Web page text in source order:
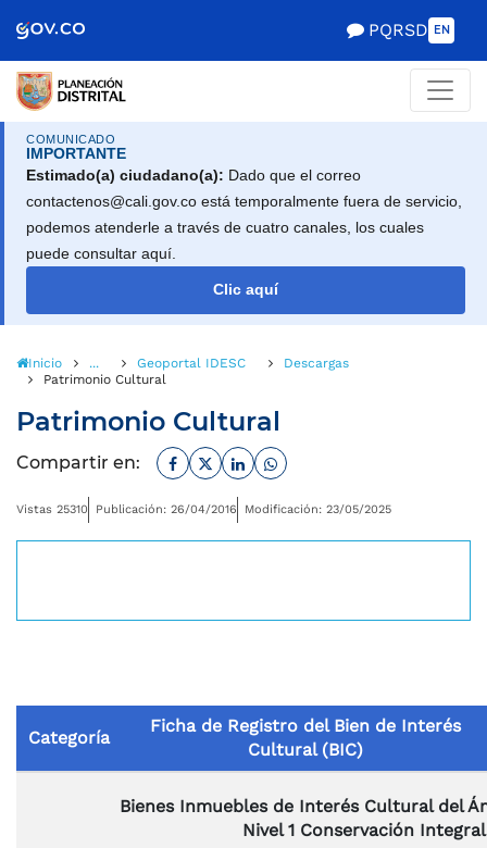
de Gobierno
PQRSD EN
COMUNICADO
IMPORTANTE
Estimado(a) ciudadano(a): Dado que el correo
contactenos@cali.gov.co está temporalmente fuera de servicio,
podemos atenderle a través de cuatro canales, los cuales
puede consultar aquí.
Clic aquí
Inicio ... Geoportal IDESC
Descargas
Patrimonio Cultural
Patrimonio Cultural
Compartir en: Facebook
TwitterLinkedinWhatsapp
Vistas 25310 Publicación: 26/04/2016 Modificación: 23/05/2025
Categoría
Ficha de Registro del Bien de Interés
Cultural (BIC)
Bienes Inmuebles de Interés Cultural del
Nivel 1 Conservación Integral